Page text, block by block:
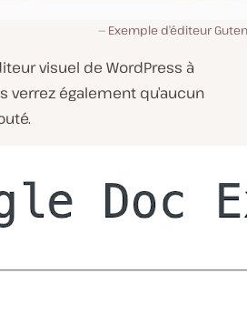
Exemple d’éditeur
visuel de WordPress à
verrez également qu’aucun